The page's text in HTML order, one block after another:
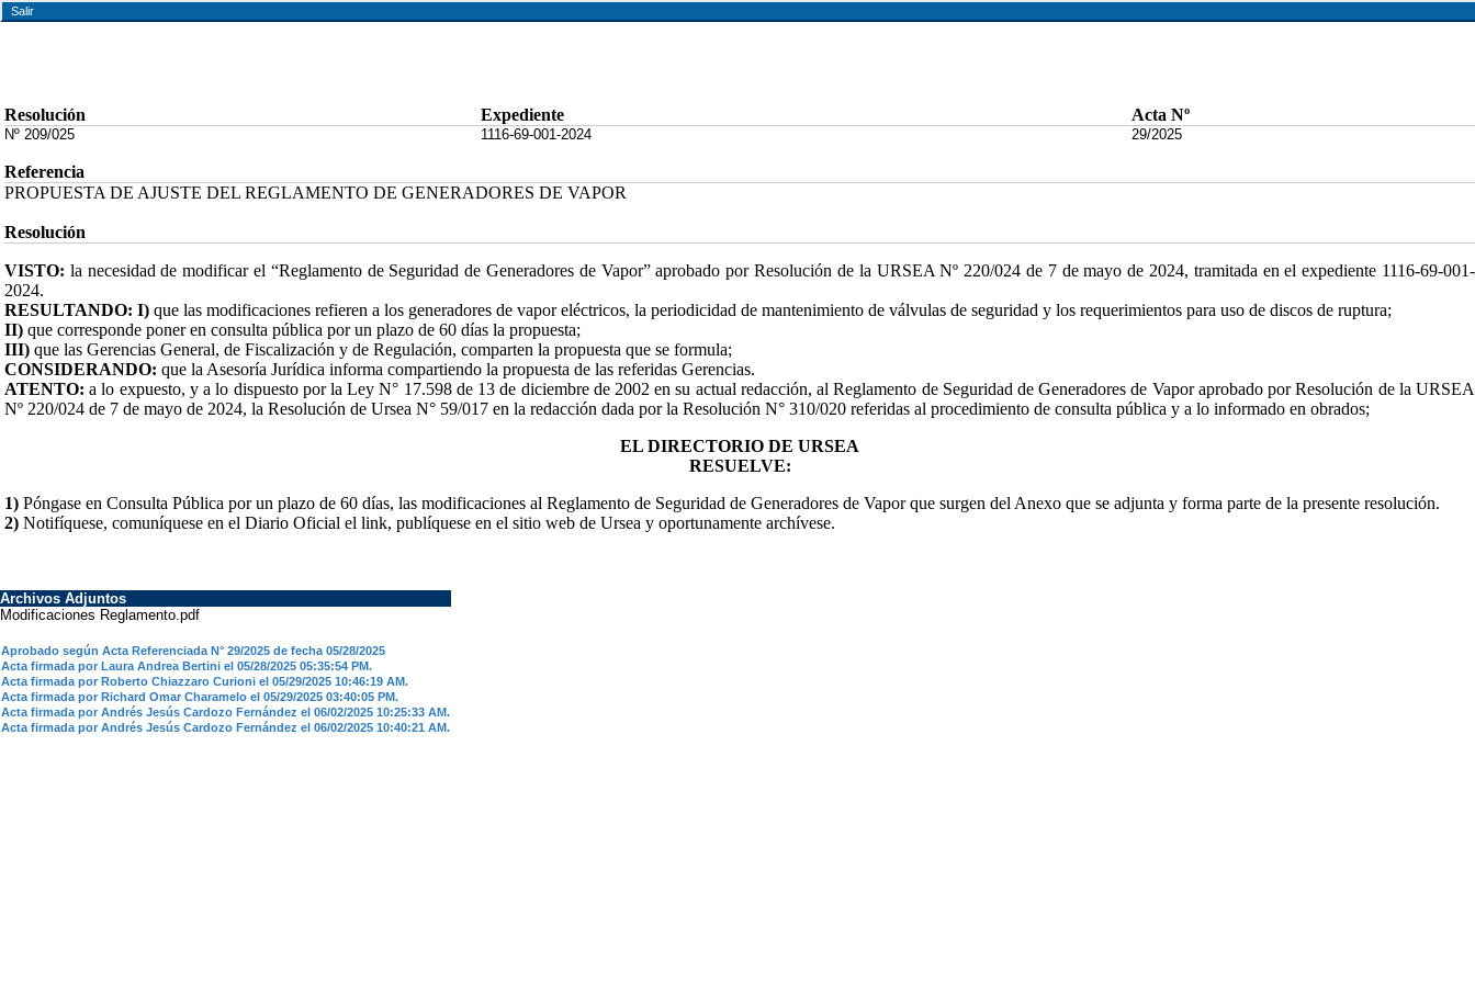
Salir
Resolución Expediente Acta Nº
Nº 209/025 1116-69-001-2024 29/2025
Referencia
PROPUESTA DE AJUSTE DEL REGLAMENTO DE GENERADORES DE VAPOR
Resolución
VISTO: la necesidad de modificar el “Reglamento de Seguridad de Generadores de Vapor” aprobado por Resolución de la URSEA Nº 220/024 de 7 de mayo de 2024, tramitada en el expediente 1116-69-001-
2024.
RESULTANDO: I) que las modificaciones refieren a los generadores de vapor eléctricos, la periodicidad de mantenimiento de válvulas de seguridad y los requerimientos para uso de discos de ruptura;
II) que corresponde poner en consulta pública por un plazo de 60 días la propuesta;
III) que las Gerencias General, de Fiscalización y de Regulación, comparten la propuesta que se formula;
CONSIDERANDO: que la Asesoría Jurídica informa compartiendo la propuesta de las referidas Gerencias.
ATENTO: a lo expuesto, y a lo dispuesto por la Ley N° 17.598 de 13 de diciembre de 2002 en su actual redacción, al Reglamento de Seguridad de Generadores de Vapor aprobado por Resolución de la URSEA
Nº 220/024 de 7 de mayo de 2024, la Resolución de Ursea N° 59/017 en la redacción dada por la Resolución N° 310/020 referidas al procedimiento de consulta pública y a lo informado en obrados;
EL DIRECTORIO DE URSEA
RESUELVE:
1) Póngase en Consulta Pública por un plazo de 60 días, las modificaciones al Reglamento de Seguridad de Generadores de Vapor que surgen del Anexo que se adjunta y forma parte de la presente resolución.
2) Notifíquese, comuníquese en el Diario Oficial el link, publíquese en el sitio web de Ursea y oportunamente archívese.
Archivos Adjuntos
Modificaciones Reglamento.pdf
Aprobado según Acta Referenciada N° 29/2025 de fecha 05/28/2025
Acta firmada por Laura Andrea Bertini el 05/28/2025 05:35:54 PM.
Acta firmada por Roberto Chiazzaro Curioni el 05/29/2025 10:46:19 AM.
Acta firmada por Richard Omar Charamelo el 05/29/2025 03:40:05 PM.
Acta firmada por Andrés Jesús Cardozo Fernández el 06/02/2025 10:25:33 AM.
Acta firmada por Andrés Jesús Cardozo Fernández el 06/02/2025 10:40:21 AM.